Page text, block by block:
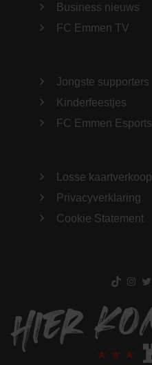
Business nieuws
FC Emmen TV
Jongste supporters
Kinderfeestjes
FC Emmen Esports
Losse kaartverkoop
Privacyverklaring
Cookie Statement